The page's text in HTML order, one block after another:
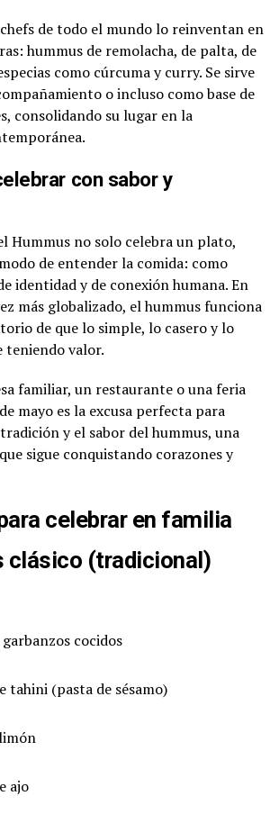
de todo el mundo lo reinventan en
hummus de remolacha, de palta, de
como cúrcuma y curry. Se sirve
o incluso como base de
consolidando su lugar en la
con sabor y
Hummus no solo celebra un plato,
de entender la comida: como
identidad y de conexión humana. En
más globalizado, el hummus funciona
de que lo simple, lo casero y lo
teniendo valor.
familiar, un restaurante o una feria
mayo es la excusa perfecta para
y el sabor del hummus, una
sigue conquistando corazones y
celebrar en familia
clásico (tradicional)
cocidos
tahini (pasta de sésamo)
ajo